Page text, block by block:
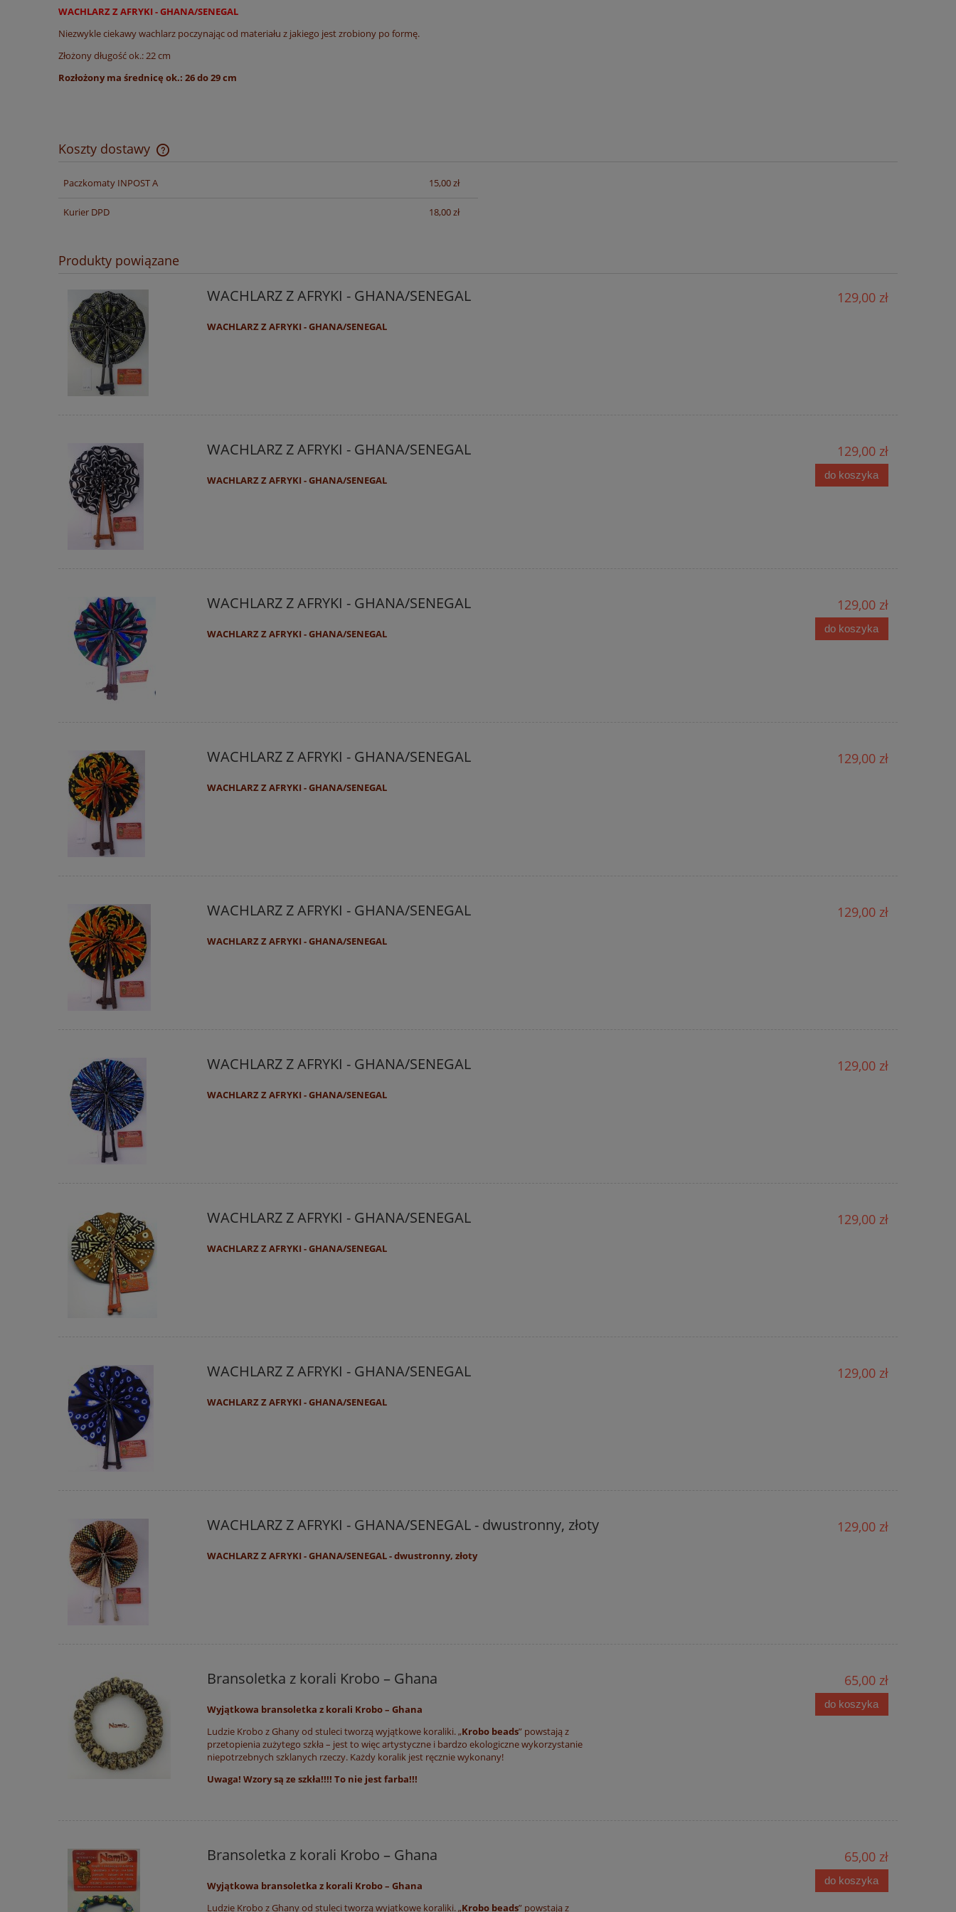
WACHLARZ Z AFRYKI - GHANA/SENEGAL
Niezwykle ciekawy wachlarz poczynając od materiału z jakiego jest zrobiony po formę.
Złożony długość ok.: 22 cm
Rozłożony ma średnicę ok.: 26 do 29 cm
Koszty dostawy
Paczkomaty INPOST A 15,00 zł
Kurier DPD 18,00 zł
Produkty powiązane
WACHLARZ Z AFRYKI - GHANA/SENEGAL
WACHLARZ Z AFRYKI - GHANA/SENEGAL
129,00 zł
WACHLARZ Z AFRYKI - GHANA/SENEGAL
WACHLARZ Z AFRYKI - GHANA/SENEGAL
129,00 zł
do koszyka
WACHLARZ Z AFRYKI - GHANA/SENEGAL
WACHLARZ Z AFRYKI - GHANA/SENEGAL
129,00 zł
do koszyka
WACHLARZ Z AFRYKI - GHANA/SENEGAL
WACHLARZ Z AFRYKI - GHANA/SENEGAL
129,00 zł
WACHLARZ Z AFRYKI - GHANA/SENEGAL
WACHLARZ Z AFRYKI - GHANA/SENEGAL
129,00 zł
WACHLARZ Z AFRYKI - GHANA/SENEGAL
WACHLARZ Z AFRYKI - GHANA/SENEGAL
129,00 zł
WACHLARZ Z AFRYKI - GHANA/SENEGAL
WACHLARZ Z AFRYKI - GHANA/SENEGAL
129,00 zł
WACHLARZ Z AFRYKI - GHANA/SENEGAL
WACHLARZ Z AFRYKI - GHANA/SENEGAL
129,00 zł
WACHLARZ Z AFRYKI - GHANA/SENEGAL - dwustronny, złoty
WACHLARZ Z AFRYKI - GHANA/SENEGAL - dwustronny, złoty
129,00 zł
Bransoletka z korali Krobo – Ghana
Wyjątkowa bransoletka z korali Krobo – Ghana
Ludzie Krobo z Ghany od stuleci tworzą wyjątkowe koraliki. „Krobo beads” powstają z
przetopienia zużytego szkła – jest to więc artystyczne i bardzo ekologiczne wykorzystanie
niepotrzebnych szklanych rzeczy. Każdy koralik jest ręcznie wykonany!
Uwaga! Wzory są ze szkła!!!! To nie jest farba!!!
65,00 zł
do koszyka
Bransoletka z korali Krobo – Ghana
Wyjątkowa bransoletka z korali Krobo – Ghana
Ludzie Krobo z Ghany od stuleci tworzą wyjątkowe koraliki. „Krobo beads” powstają z
65,00 zł
do koszyka